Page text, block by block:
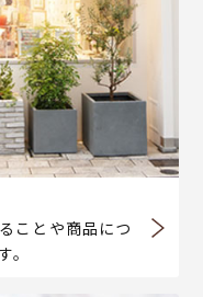
ことや商品につ